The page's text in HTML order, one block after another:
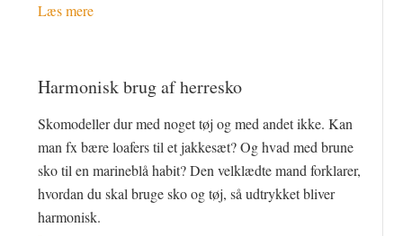
Læs mere
Harmonisk brug af herresko
Skomodeller dur med noget tøj og med andet ikke. Kan
man fx bære loafers til et jakkesæt? Og hvad med brune
sko til en marineblå habit? Den velklædte mand forklarer,
hvordan du skal bruge sko og tøj, så udtrykket bliver
harmonisk.